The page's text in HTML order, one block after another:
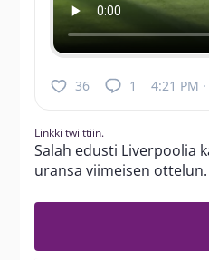
36 1 4:21 PM
Linkki twiittiin.
Salah edusti Liverpoolia
uransa viimeisen ottelun.